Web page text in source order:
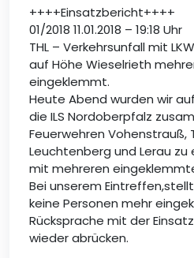
++++Einsatzbericht++++
01/2018 11.01.2018 – 19:18 Uhr
THL – Verkehrsunfall mit
auf Höhe Wieselrieth
eingeklemmt.
Heute Abend wurden wir
die ILS Nordoberpfalz
Feuerwehren Vohenstrauß,
Leuchtenberg und Lerau zu
mit mehreren
Bei unserem
keine Personen mehr
Rücksprache mit der
wieder abrücken.